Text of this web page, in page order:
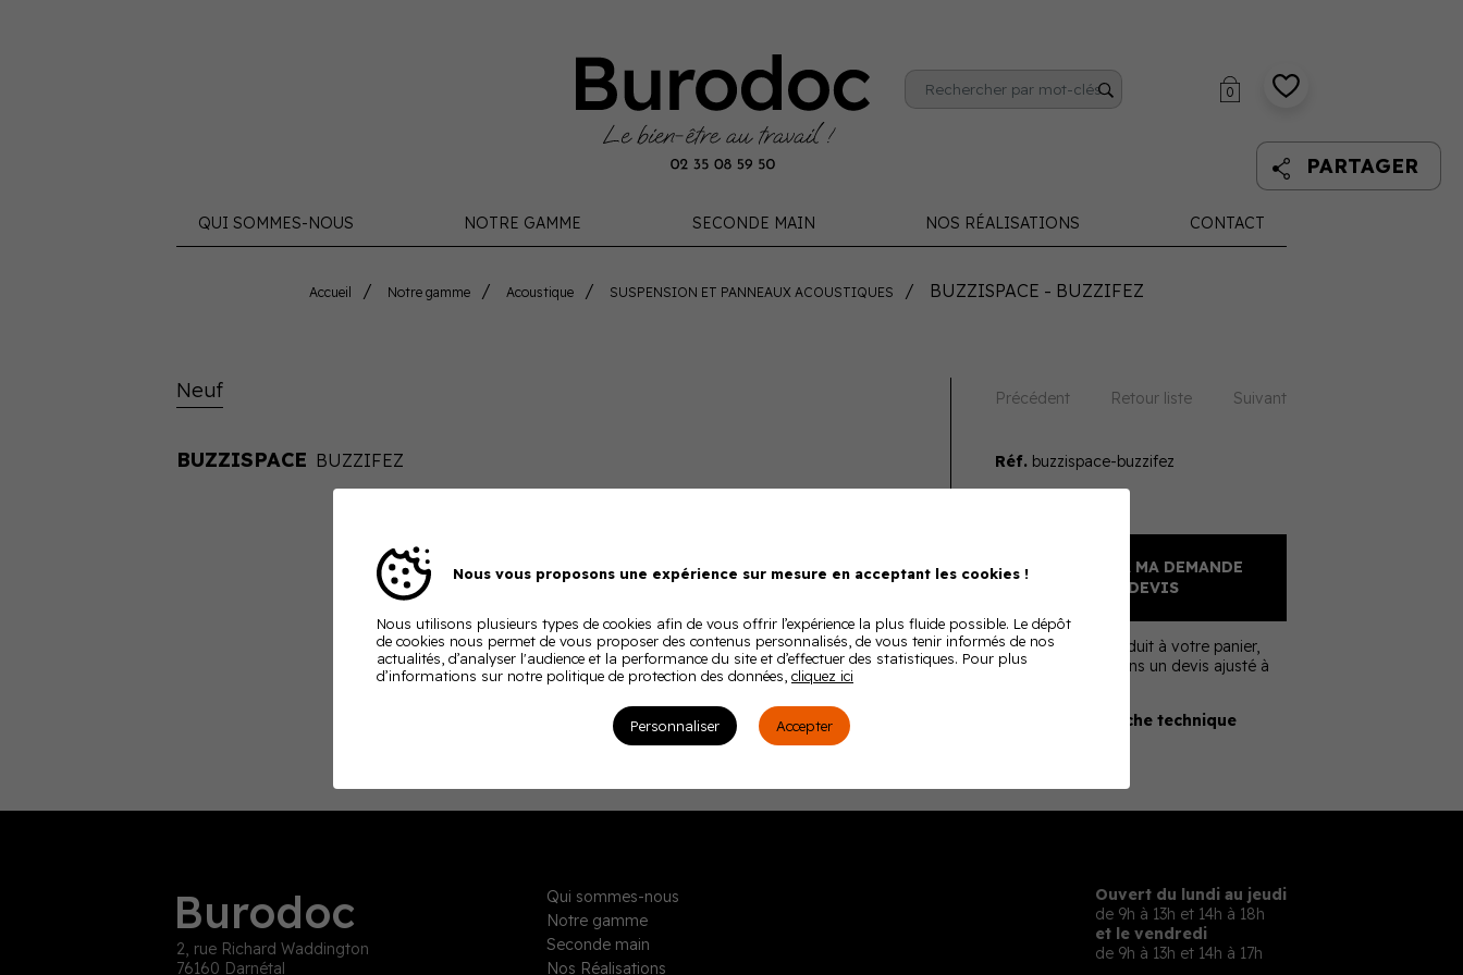
0
QUI SOMMES-NOUS NOTRE GAMME SECONDE MAIN NOS RÉALISATIONS CONTACT
PARTAGER
Accueil Notre gamme Acoustique SUSPENSION ET PANNEAUX ACOUSTIQUES BUZZISPACE - BUZZIFEZ
Neuf
BUZZISPACE BUZZIFEZ
Précédent Retour liste Suivant
Réf.buzzispace-buzzifez
AJOUTER À MA DEMANDE
DE DEVIS
En ajoutant ce produit à votre panier,
nous vous enverrons un devis ajusté à
Télécharger la fiche technique
Burodoc
2, rue Richard Waddington
76160 Darnétal
Qui sommes-nous
Notre gamme
Seconde main
Nos Réalisations
Ouvert du lundi au jeudi
de 9h à 13h et 14h à 18h
et le vendredi
de 9h à 13h et 14h à 17h
Nous vous proposons une expérience sur mesure en acceptant les cookies !
Nous utilisons plusieurs types de cookies afin de vous offrir l’expérience la plus fluide possible. Le dépôt
de cookies nous permet de vous proposer des contenus personnalisés, de vous tenir informés de nos
actualités, d’analyser l'audience et la performance du site et d’effectuer des statistiques. Pour plus
d’informations sur notre politique de protection des données, cliquez ici
Personnaliser Accepter